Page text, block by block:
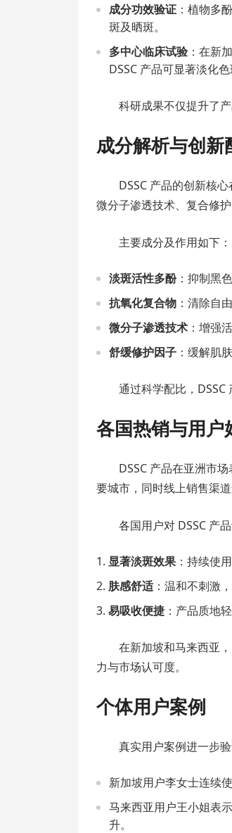
成分功效验证 ：植物多
斑及晒斑。
多中心临床试验 ：在新
DSSC 产品可显著淡化
科研成果不仅提升了
成分解析与创新
DSSC 产品的创新核
微分子渗透技术、复合修
主要成分及作用如下：
淡斑活性多酚：抑制黑
抗氧化复合物 ：清除自
微分子渗透技术 ：增强
舒缓修护因子 ：缓解肌
通过科学配比，DSSC
各国热销与用户
DSSC 产品在亚洲市
要城市，同时线上销售渠
各国用户对 DSSC 产
显著淡斑效果 ：持续使
肤感舒适 ：温和不刺激
易吸收便捷 ：产品质地
在新加坡和马来西亚
力与市场认可度。
个体用户案例
真实用户案例进一步
新加坡用户李女士连续
马来西亚用户王小姐表
升。